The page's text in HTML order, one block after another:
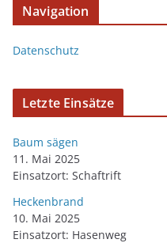
Navigation
Datenschutz
Letzte Einsätze
Baum sägen
11. Mai 2025
Einsatzort: Schaftrift
Heckenbrand
10. Mai 2025
Einsatzort: Hasenweg